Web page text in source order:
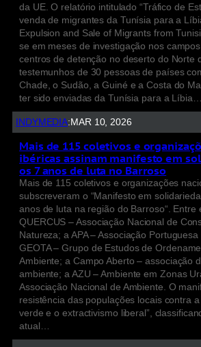
da UE. O relatório intitulado “Tráfico de
venda de migrantes da Tunísia para a
Expulsion and Sale of Migrants from
se em meses de investigação nos
centros de detenção no deserto do Norte
testemunhos de 30 pessoas de países
Chade, o Sudão, a Guiné e a Costa do
ter sido enviadas da Tunísia para a Líbia…
INDYMEDIA: MAR 10, 2026
Mais de 115 coletivos e
ibéricas assinam manifesto em
os 7 anos de luta no Barroso
Mais de 115 coletivos e organizações
subscreveram o “Manifesto em
anos de luta na região do Barroso“. Entre
QUERCUS – Associação Nacional de
Natureza; a APA – Associação
GEOTA – Grupo de Estudos de
Ambiente; a Campo Aberto – associação
ambiente; a AZU – Ambiente em Zonas
Associação Nacional de Ambiente. O
resistência das populações locais contra
verde e o extractivismo liberal”,
atual…